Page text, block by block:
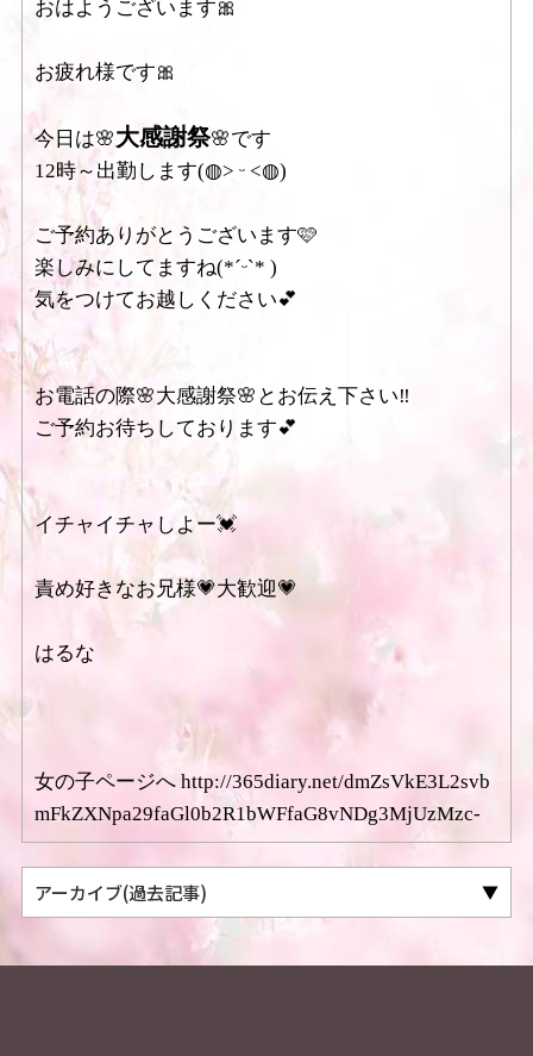
おはようございます🎀
お疲れ様です🎀
今日は🌸大感謝祭🌸です
12時～出勤します‎(◍˃ ᵕ ˂◍)
ご予約ありがとうございます🩷
楽しみにしてますね‪(*ˊᵕˋ* )
気をつけてお越しください💕
お電話の際🌸大感謝祭🌸とお伝え下さい‼️
ご予約お待ちしております💕
イチャイチャしよー💓
責め好きなお兄様💗大歓迎💗
はるな
女の子ページへ http://365diary.net/dmZsVkE3L2svb
mFkZXNpa29faGl0b2R1bWFfaG8vNDg3MjUzMzc-